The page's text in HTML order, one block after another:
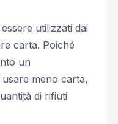
utilizzati dai
carta. Poiché
un
meno carta,
di rifiuti